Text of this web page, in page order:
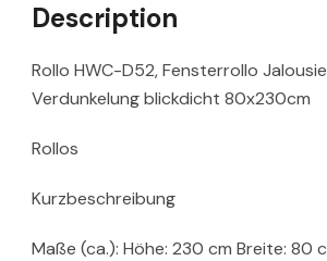
Description
Rollo HWC-D52, Fensterrollo
Verdunkelung blickdicht 80x230cm
Rollos
Kurzbeschreibung
Maße (ca.): Höhe: 230 cm Breite: 80